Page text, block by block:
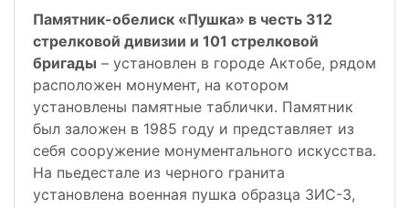
Памятник-обелиск «Пушка» в честь 312
стрелковой дивизии и 101 стрелковой
бригады – установлен в городе Актобе, рядом
расположен монумент, на котором
установлены памятные таблички. Памятник
был заложен в 1985 году и представляет из
себя сооружение монументального искусства.
На пьедестале из черного гранита
установлена военная пушка образца ЗИС-3,